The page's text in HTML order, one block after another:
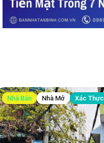
Nhà Bán Nhà Mở Xác Thực